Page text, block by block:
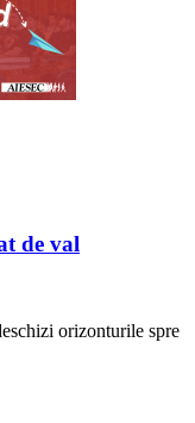
de val
orizonturile spre